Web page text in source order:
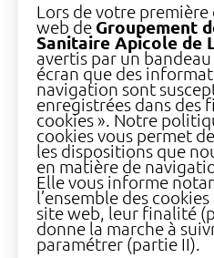
Lors de votre
web de Groupement
Sanitaire Apicole de
avertis par un
écran que des
navigation sont
enregistrées dans des
cookies ». Notre
cookies vous permet
les dispositions que
en matière de
Elle vous informe
l’ensemble des
site web, leur finalité
donne la marche à
paramétrer (partie II).